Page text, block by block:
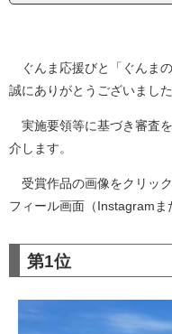
ぐんま応援びと「ぐんま
誠にありがとうございました
実施要領等に基づき審査
介します。
受賞作品の画像をクリッ
フィール画面（Instagramま
第1位